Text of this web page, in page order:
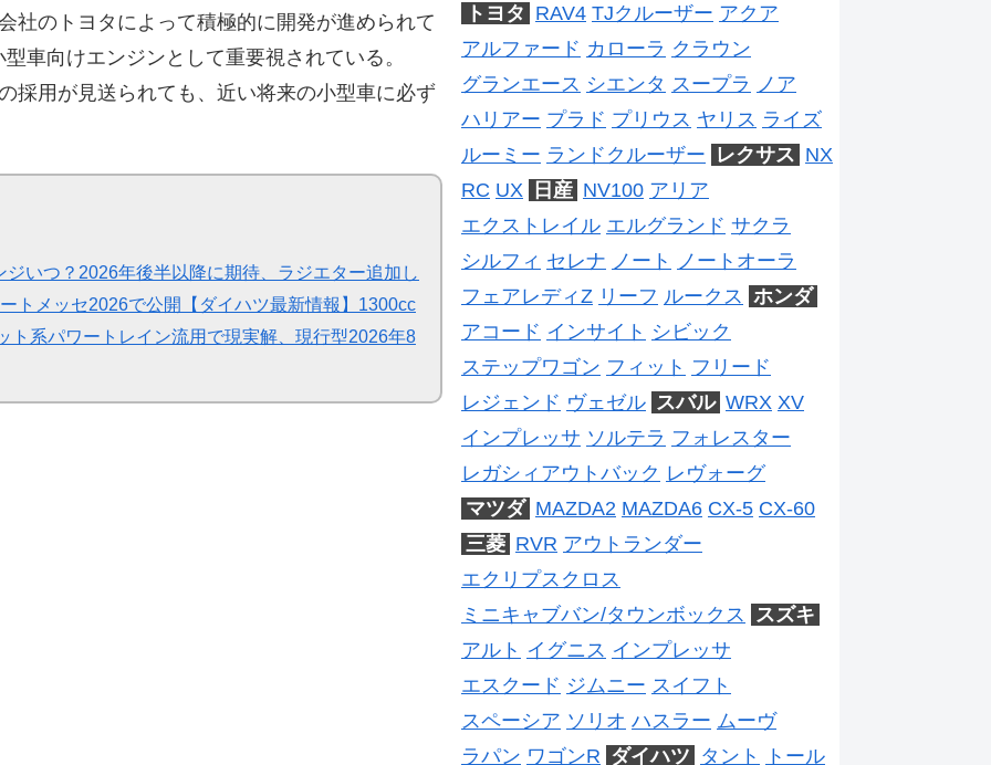
社のトヨタによって積極的に開発が進められて
車向けエンジンとして重要視されている。
採用が見送られても、近い将来の小型車に必ず
いつ？2026年後半以降に期待、ラジエター追加し
トメッセ2026で公開【ダイハツ最新情報】1300cc
ト系パワートレイン流用で現実解、現行型2026年8
予想【スバル最新情報】
トヨタ RAV4 TJクルーザー アクア
アルファード カローラ クラウン
グランエース シエンタ スープラ
ノア
ハリアー プラド プリウス ヤリス ライズ
ルーミー ランドクルーザー レクサス NX
RC UX 日産 NV100 アリア
エクストレイル エルグランド サクラ
シルフィ セレナ ノート
ノートオーラ
フェアレディZ リーフ ルークス ホンダ
アコード インサイト シビック
ステップワゴン フィット フリード
レジェンド ヴェゼル スバル WRX XV
インプレッサ ソルテラ フォレスター
レガシィアウトバック レヴォーグ
マツダ MAZDA2 MAZDA6 CX-5 CX-60
三菱 RVR アウトランダー
エクリプスクロス
ミニキャブバン/タウンボックス
スズキ
アルト イグニス インプレッサ
エスクード ジムニー スイフト
スペーシア ソリオ ハスラー ムーヴ
ラパン ワゴンR ダイハツ タント
トール